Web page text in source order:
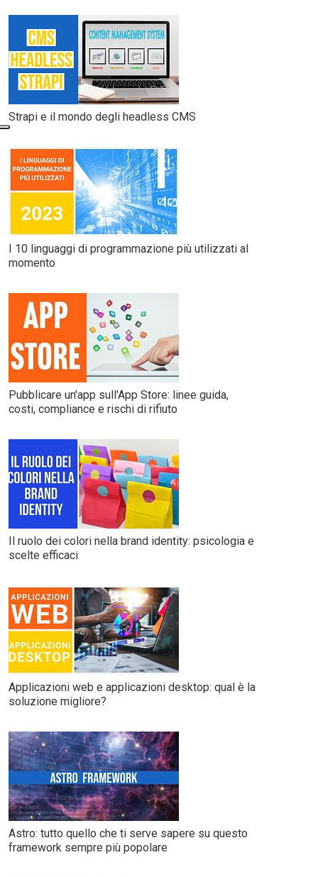
Strapi e il mondo degli headless CMS
I 10 linguaggi di programmazione più utilizzati al
momento
Pubblicare un'app sull'App Store: linee guida,
costi, compliance e rischi di rifiuto
Il ruolo dei colori nella brand identity: psicologia e
scelte efficaci
Applicazioni web e applicazioni desktop: qual è la
soluzione migliore?
Astro: tutto quello che ti serve sapere su questo
framework sempre più popolare